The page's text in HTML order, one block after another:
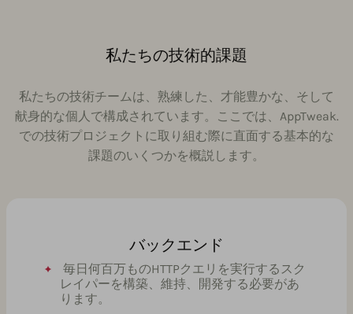
私たちの技術的課題
私たちの技術チームは、熟練した、才能豊かな、そして
献身的な個人で構成されています。ここでは、AppTweak.
での技術プロジェクトに取り組む際に直面する基本的な
課題のいくつかを概説します。
バックエンド
毎日何百万ものHTTPクエリを実行するスク
レイパーを構築、維持、開発する必要があ
ります。